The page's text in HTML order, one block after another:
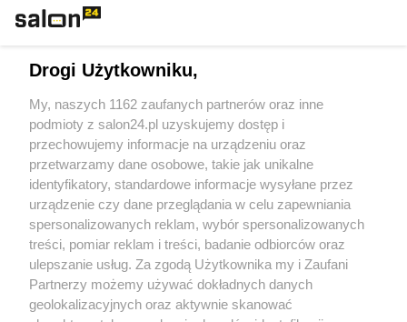
Sport
Społeczeństwo
Kultura
X Facebook Instagram Youtube
Drogi Użytkowniku,
My, naszych 1162 zaufanych partnerów oraz inne
podmioty z salon24.pl uzyskujemy dostęp i
przechowujemy informacje na urządzeniu oraz
przetwarzamy dane osobowe, takie jak unikalne
identyfikatory, standardowe informacje wysyłane przez
urządzenie czy dane przeglądania w celu zapewniania
spersonalizowanych reklam, wybór spersonalizowanych
treści, pomiar reklam i treści, badanie odbiorców oraz
ulepszanie usług. Za zgodą Użytkownika my i Zaufani
Partnerzy możemy używać dokładnych danych
geolokalizacyjnych oraz aktywnie skanować